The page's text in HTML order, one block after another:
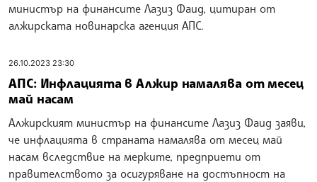
министър на финансите Лазиз Фаид, цитиран от
алжирската новинарска агенция АПС.
26.10.2023 23:30
АПС: Инфлацията в Алжир намалява от месец
май насам
Алжирският министър на финансите Лазиз Фаид заяви,
че инфлацията в страната намалява от месец май
насам вследствие на мерките, предприети от
правителството за осигуряване на достъпност на